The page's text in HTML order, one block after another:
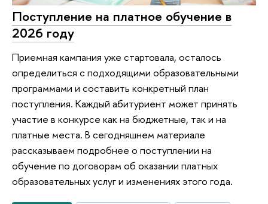
Поступление на платное обучение в
2026 году
Приемная кампания уже стартовала, осталось
определиться с подходящими образовательными
программами и составить конкретный план
поступления. Каждый абитуриент может принять
участие в конкурсе как на бюджетные, так и на
платные места. В сегодняшнем материале
рассказываем подробнее о поступлении на
обучение по договорам об оказании платных
образовательных услуг и изменениях этого года.